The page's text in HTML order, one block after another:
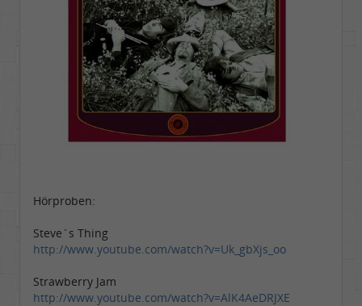
Hörproben:
Steve`s Thing
http://www.youtube.com/watch?v=Uk_gbXjs_oo
Strawberry Jam
http://www.youtube.com/watch?v=AlK4AeDRJXE